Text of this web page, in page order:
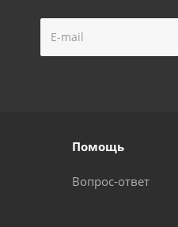
Помощь
Вопрос-ответ